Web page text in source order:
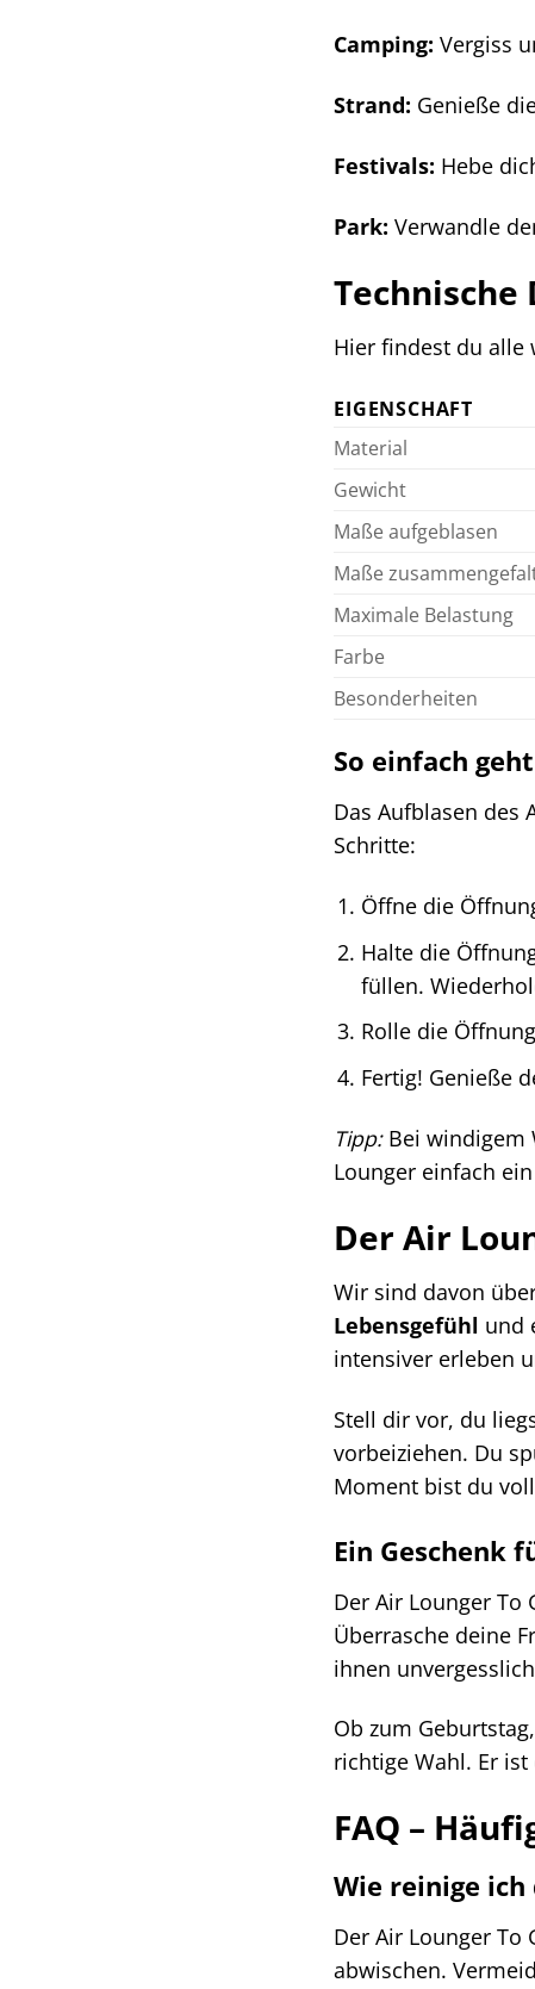
Camping: Vergiss
Strand: Genieße
Festivals: Hebe
Park: Verwandle
Hier findest du alle
EIGENSCHAFT
Material
Gewicht
Maße aufgeblasen
Maße
Maximale Belastung
Farbe
Besonderheiten
So einfach
Das Aufblasen des
Schritte:
Öffne die
Halte die
füllen.
Rolle die
Fertig! Genieße
Tipp:Bei windigem
Lounger einfach
Der Air
Wir sind davon
Lebensgefühl und
intensiver erleben
Stell dir vor, du
vorbeiziehen. Du
Moment bist du
Ein Geschenk
Der Air Lounger
Überrasche deine
ihnen
Ob zum
richtige Wahl. Er
FAQ –
Wie reinige ich
Der Air Lounger
abwischen.